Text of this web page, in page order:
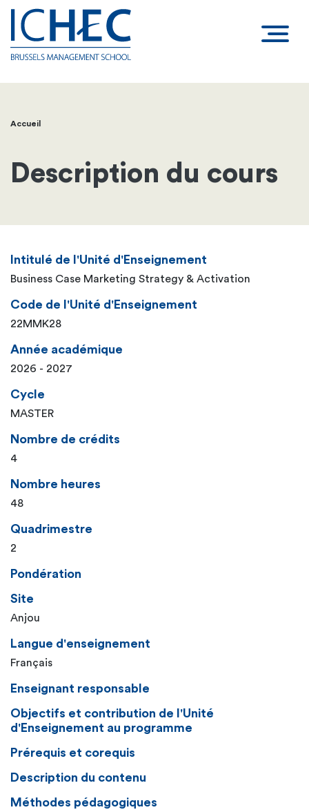
Fil
d'Ariane
Accueil
Description du cours
Intitulé de l'Unité d'Enseignement
Business Case Marketing Strategy & Activation
Code de l'Unité d'Enseignement
22MMK28
Année académique
2026 - 2027
Cycle
MASTER
Nombre de crédits
4
Nombre heures
48
Quadrimestre
2
Pondération
Site
Anjou
Langue d'enseignement
Français
Enseignant responsable
Objectifs et contribution de l'Unité
d'Enseignement au programme
Prérequis et corequis
Description du contenu
Méthodes pédagogiques